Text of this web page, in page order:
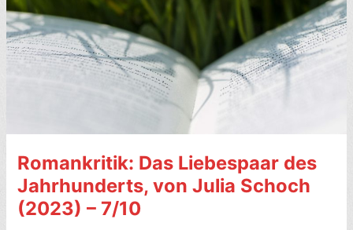
George
Bernhard
Shaw
(1913)
Romankritik: Das Liebespaar des
Jahrhunderts, von Julia Schoch
(2023) – 7/10